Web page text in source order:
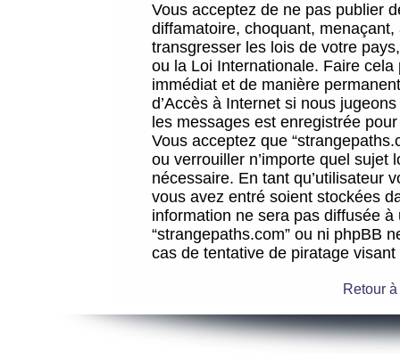
Vous acceptez de ne pas publier
diffamatoire, choquant,
transgresser les lois de votre
ou la Loi Internationale. Faire
immédiat et de manière
d’Accès à Internet si nous
les messages est enregistrée
Vous acceptez que
ou verrouiller n’importe quel sujet
nécessaire. En tant qu’utilisateur
vous avez entré soient stockées
information ne sera pas diffusée
“strangepaths.com” ou ni phpBB
cas de tentative de piratage
Retour